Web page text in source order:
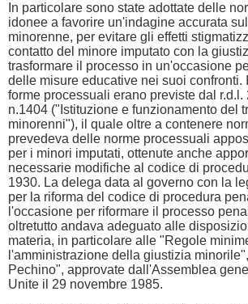
In particolare sono state adottate delle
idonee a favorire un'indagine accurata
minorenne, per evitare gli effetti
contatto del minore imputato con la
trasformare il processo in un'occasione
delle misure educative nei suoi confronti.
forme processuali erano previste dal r.d.l.
n.1404 ("Istituzione e funzionamento del
minorenni"), il quale oltre a contenere
prevedeva delle norme processuali
per i minori imputati, ottenute anche
necessarie modifiche al codice di
1930. La delega data al governo con la
per la riforma del codice di procedura
l'occasione per riformare il processo
oltretutto andava adeguato alle
materia, in particolare alle "Regole
l'amministrazione della giustizia
Pechino", approvate dall'Assemblea
Unite il 29 novembre 1985.